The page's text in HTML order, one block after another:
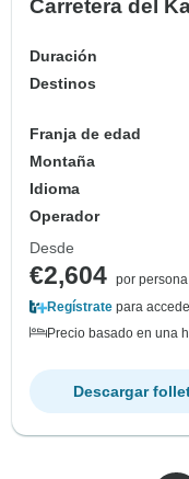
Carretera del
Duración
Destinos
Franja de edad
Montaña
Idioma
Operador
Desde
€2,604 por persona
Regístrate para
Precio basado en una
Descargar